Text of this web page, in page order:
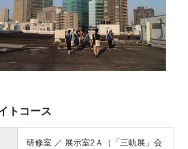
トコース
研修室 ／ 展示室2Ａ（「三軌展」会